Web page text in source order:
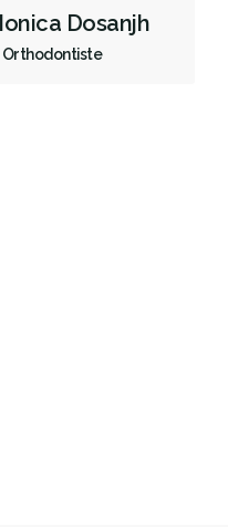
Urgence durant les
Urgence - Fins de
Dosanjh
Orthodontiste